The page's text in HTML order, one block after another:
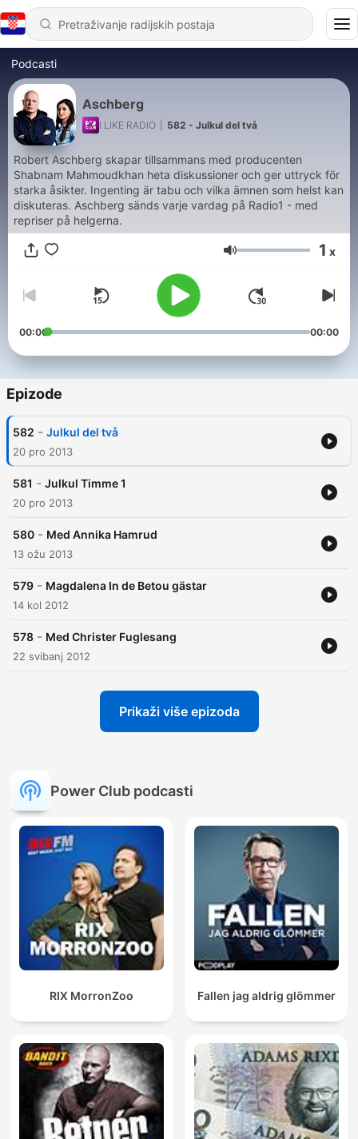
Podcasti
Aschberg
I LIKE RADIO 582 - Julkul del två
Robert Aschberg skapar tillsammans med producenten
Shabnam Mahmoudkhan heta diskussioner och ger uttryck för
starka åsikter. Ingenting är tabu och vilka ämnen som helst kan
diskuteras. Aschberg sänds varje vardag på Radio1 - med
repriser på helgerna.
Glasnoća 1 x
00:00 00:00
Epizode
582 - Julkul del två
20 pro 2013
581 - Julkul Timme 1
20 pro 2013
580 - Med Annika Hamrud
13 ožu 2013
579 - Magdalena In de Betou gästar
14 kol 2012
578 - Med Christer Fuglesang
22 svibanj 2012
Prikaži više epizoda
Power Club podcasti
RIX MorronZoo Fallen jag aldrig glömmer